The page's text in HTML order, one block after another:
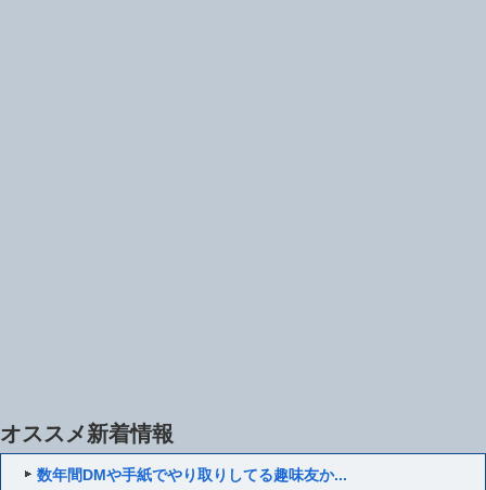
オススメ新着情報
数年間DMや手紙でやり取りしてる趣味友か...